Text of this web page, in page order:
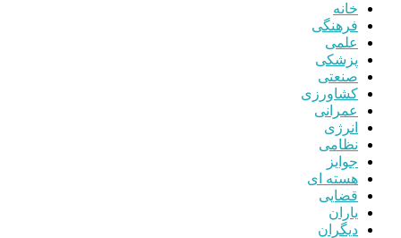
خانه
فرهنگی
علمی
پزشکی
صنعتی
کشاورزی
عمرانی
انرژی
نظامی
جوایز
هسته ای
قضایی
یاران
دیگران